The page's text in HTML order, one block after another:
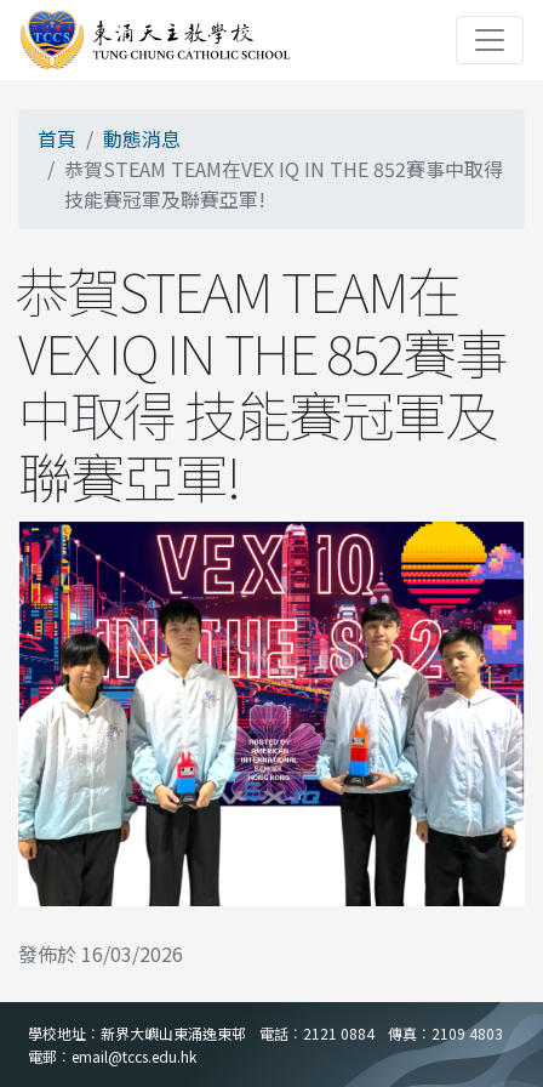
首頁
動態消息
恭賀STEAM TEAM在VEX IQ IN THE 852賽事中取得
技能賽冠軍及聯賽亞軍!
恭賀STEAM TEAM在
VEX IQ IN THE 852賽事
中取得 技能賽冠軍及
聯賽亞軍!
發佈於 16/03/2026
學校地址︰新界大嶼山東涌逸東邨 電話︰2121 0884
傳真︰2109 4803
電郵︰email@tccs.edu.hk